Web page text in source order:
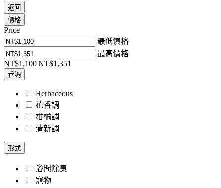
返回
價格
Price
最低價格
最高價格
NT$1,100 NT$1,351
香調
Herbaceous
花香調
柑橘調
清新調
形式
浴間除臭
寵物